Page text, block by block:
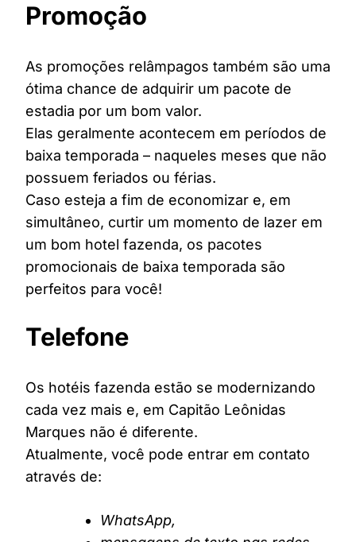
Promoção
As promoções relâmpagos também são uma
ótima chance de adquirir um pacote de
estadia por um bom valor.
Elas geralmente acontecem em períodos de
baixa temporada – naqueles meses que não
possuem feriados ou férias.
Caso esteja a fim de economizar e, em
simultâneo, curtir um momento de lazer em
um bom hotel fazenda, os pacotes
promocionais de baixa temporada são
perfeitos para você!
Telefone
Os hotéis fazenda estão se modernizando
cada vez mais e, em Capitão Leônidas
Marques não é diferente.
Atualmente, você pode entrar em contato
através de:
WhatsApp,